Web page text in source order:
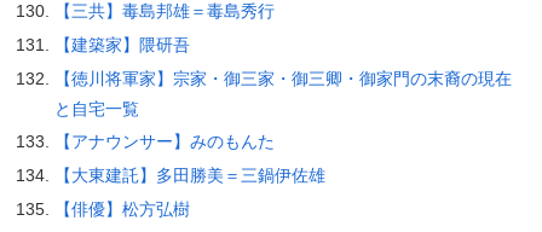
【三共】毒島邦雄＝毒島秀行
【建築家】隈研吾
【徳川将軍家】宗家・御三家・御三卿・御家門の末裔の現在
と自宅一覧
【アナウンサー】みのもんた
【大東建託】多田勝美＝三鍋伊佐雄
【俳優】松方弘樹